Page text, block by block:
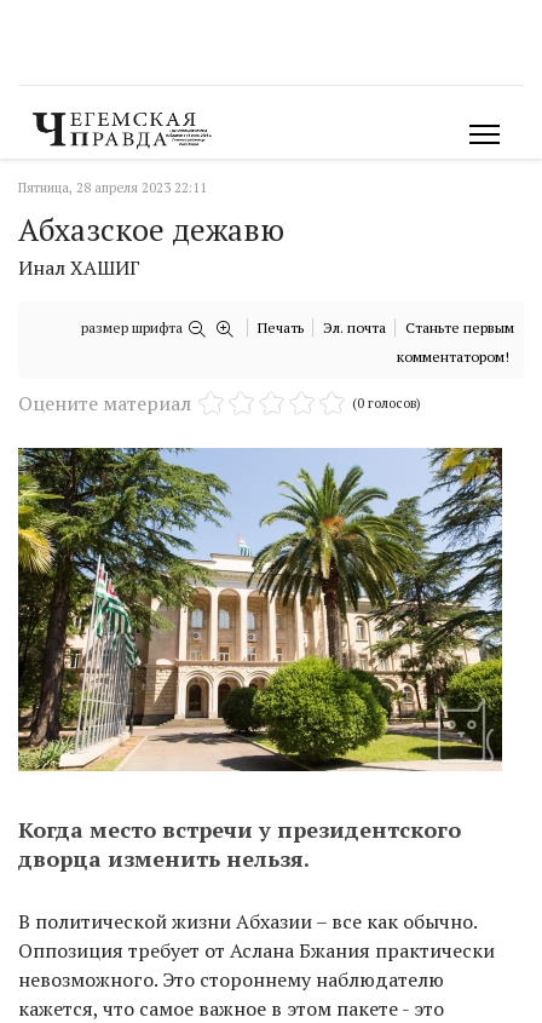
Пятница, 28 апреля 2023 22:11
Абхазское дежавю
Инал ХАШИГ
размер шрифта Печать Эл. почта
Станьте первым
комментатором!
Оцените материал (0 голосов)
Когда место встречи у президентского
дворца изменить нельзя.
В политической жизни Абхазии – все как обычно.
Оппозиция требует от Аслана Бжания практически
невозможного. Это стороннему наблюдателю
кажется, что самое важное в этом пакете - это